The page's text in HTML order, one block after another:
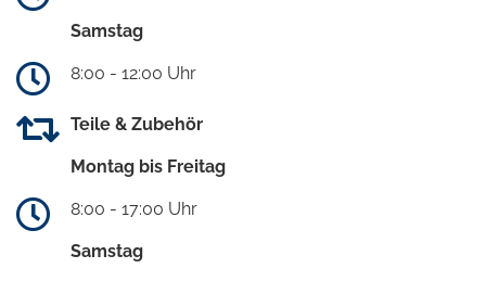
Samstag
8:00 - 12:00 Uhr
Teile & Zubehör
Montag bis Freitag
8:00 - 17:00 Uhr
Samstag